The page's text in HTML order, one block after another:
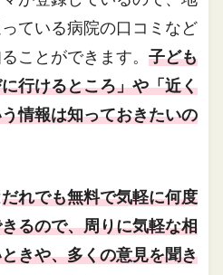
ている病院の口コミなど
ことができます。子ども
行けるところ」や「近く
情報は知っておきたいの
だれでも無料で気軽に何度
るので、周りに気軽な相
きや、多くの意見を聞き